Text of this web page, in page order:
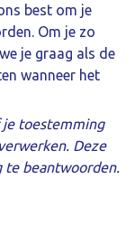
best om je
Om je zo
je graag als de
wanneer het
toestemming
Deze
te beantwoorden.